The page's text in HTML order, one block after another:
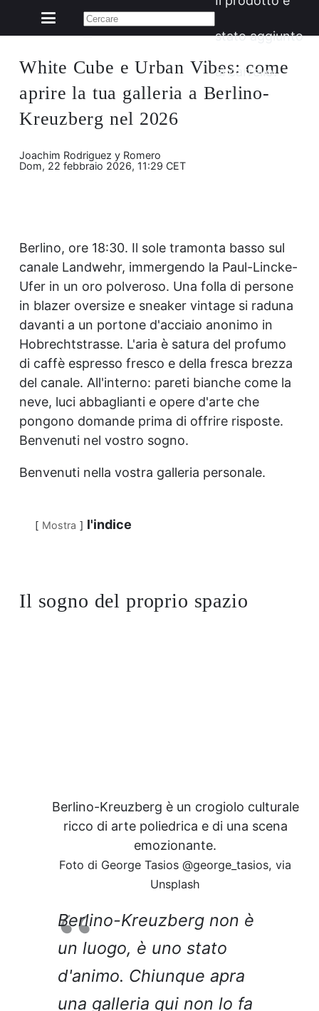
stato aggiunto
al carrello.
White Cube e Urban Vibes: come
aprire la tua galleria a Berlino-
Kreuzberg nel 2026
Joachim Rodriguez y Romero
Dom, 22 febbraio 2026, 11:29 CET
Berlino, ore 18:30. Il sole tramonta basso sul
canale Landwehr, immergendo la Paul-Lincke-
Ufer in un oro polveroso. Una folla di persone
in blazer oversize e sneaker vintage si raduna
davanti a un portone d'acciaio anonimo in
Hobrechtstrasse. L'aria è satura del profumo
di caffè espresso fresco e della fresca brezza
del canale. All'interno: pareti bianche come la
neve, luci abbaglianti e opere d'arte che
pongono domande prima di offrire risposte.
Benvenuti nel vostro sogno.
Benvenuti nella vostra galleria personale.
Mostra l'indice
Il sogno del proprio spazio
Berlino-Kreuzberg è un crogiolo culturale
ricco di arte poliedrica e di una scena
emozionante.
Foto di George Tasios @george_tasios, via
Unsplash
Berlino-Kreuzberg non è
un luogo, è uno stato
d'animo. Chiunque apra
una galleria qui non lo fa